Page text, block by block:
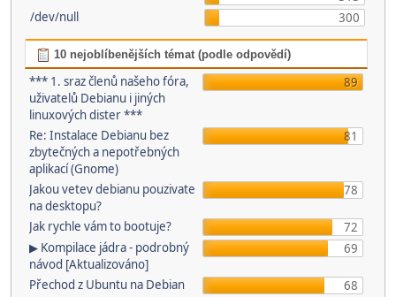
/dev/null
300
10 nejoblíbenějších témat (podle odpovědí)
*** 1. sraz členů našeho fóra,
uživatelů Debianu i jiných
linuxových dister ***
89
Re: Instalace Debianu bez
zbytečných a nepotřebných
aplikací (Gnome)
81
Jakou vetev debianu pouzivate
na desktopu?
78
Jak rychle vám to bootuje?
72
▶ Kompilace jádra - podrobný
návod [Aktualizováno]
69
Přechod z Ubuntu na Debian
68